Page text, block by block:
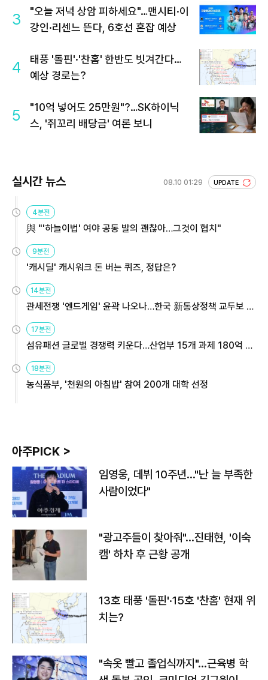
3
"오늘 저녁 상암 피하세요"…맨시티·이
강인·리센느 뜬다, 6호선 혼잡 예상
4
태풍 '돌핀'·'찬홈' 한반도 빗겨간다…
예상 경로는?
5
"10억 넣어도 25만원"?…SK하이닉
스, '쥐꼬리 배당금' 여론 보니
실시간 뉴스 08.10 01:29 UPDATE
4분전
與 "'하늘이법' 여야 공동 발의 괜찮아…그것이 협치"
9분전
'캐시딜' 캐시워크 돈 버는 퀴즈, 정답은?
14분전
관세전쟁 '엔드게임' 윤곽 나오나…한국 新통상정책 교두보 활
용해야
17분전
섬유패션 글로벌 경쟁력 키운다…산업부 15개 과제 180억 지
원
18분전
농식품부, '천원의 아침밥' 참여 200개 대학 선정
아주PICK >
임영웅, 데뷔 10주년…"난 늘 부족한
사람이었다"
"광고주들이 찾아줘"…진태현, '이숙
캠' 하차 후 근황 공개
13호 태풍 '돌핀'·15호 '찬홈' 현재 위
치는?
"속옷 빨고 졸업식까지"…근육병 학